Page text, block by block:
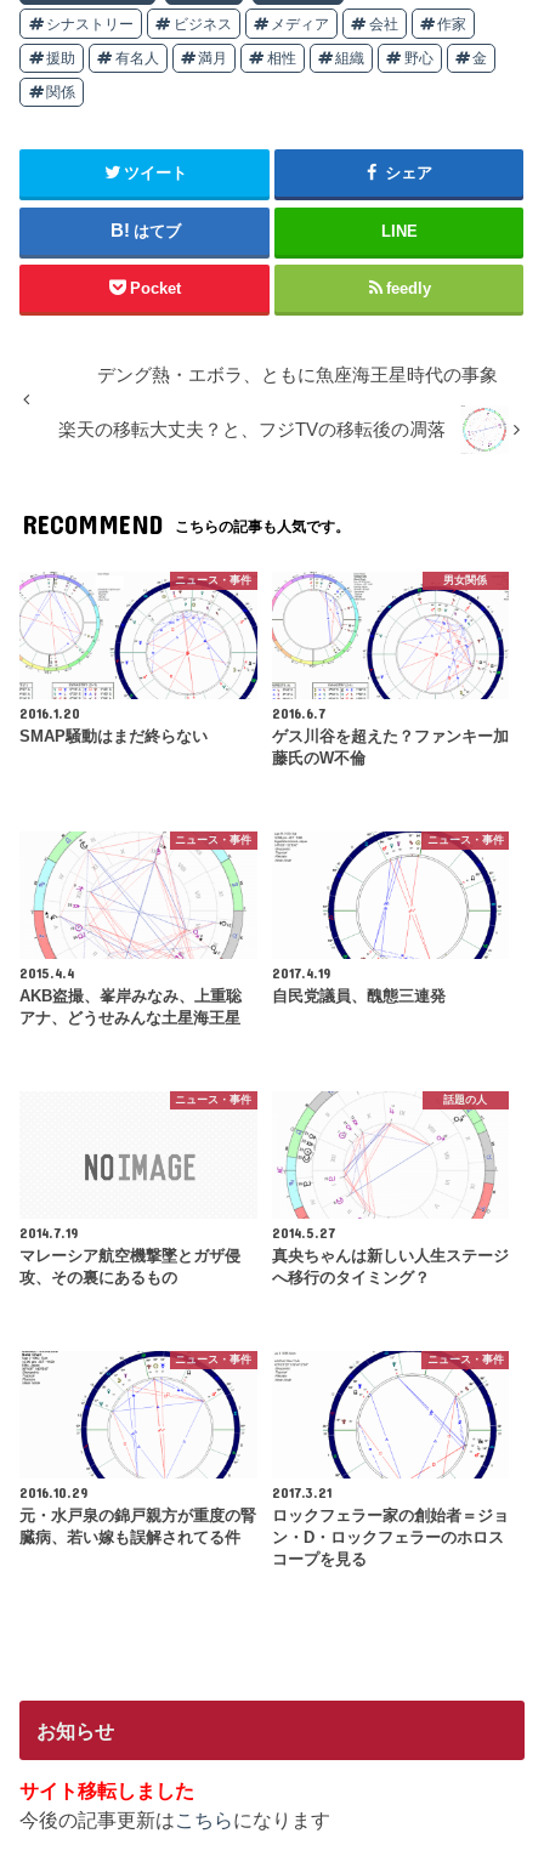
シナストリー ビジネス メディア 会社 作家
援助 有名人 満月 相性 組織 野心 金
関係
ツイート シェア
はてブ LINE
Pocket feedly
デング熱・エボラ、ともに魚座海王星時代の事象
楽天の移転大丈夫？と、フジTVの移転後の凋落
RECOMMEND こちらの記事も人気です。
ニュース・事件
2016.1.20
SMAP騒動はまだ終らない
男女関係
2016.6.7
ゲス川谷を超えた？ファンキー加
藤氏のW不倫
ニュース・事件
2015.4.4
AKB盗撮、峯岸みなみ、上重聡
アナ、どうせみんな土星海王星
ニュース・事件
2017.4.19
自民党議員、醜態三連発
ニュース・事件
2014.7.19
マレーシア航空機撃墜とガザ侵
攻、その裏にあるもの
話題の人
2014.5.27
真央ちゃんは新しい人生ステージ
へ移行のタイミング？
ニュース・事件
2016.10.29
元・水戸泉の錦戸親方が重度の腎
臓病、若い嫁も誤解されてる件
ニュース・事件
2017.3.21
ロックフェラー家の創始者＝ジョ
ン・D・ロックフェラーのホロス
コープを見る
お知らせ
サイト移転しました
今後の記事更新は こちらになります